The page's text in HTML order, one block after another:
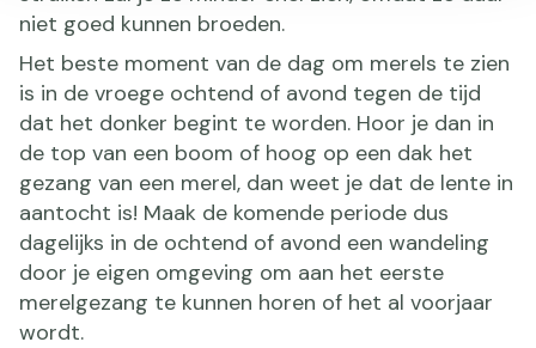
niet goed kunnen broeden.
Het beste moment van de dag om merels te zien
is in de vroege ochtend of avond tegen de tijd
dat het donker begint te worden. Hoor je dan in
de top van een boom of hoog op een dak het
gezang van een merel, dan weet je dat de lente in
aantocht is! Maak de komende periode dus
dagelijks in de ochtend of avond een wandeling
door je eigen omgeving om aan het eerste
merelgezang te kunnen horen of het al voorjaar
wordt.